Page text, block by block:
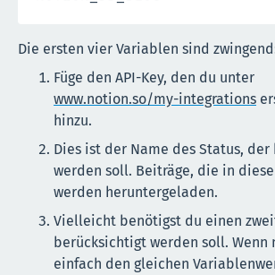
Die ersten vier Variablen sind
Füge den API-Key, den du unter
www.notion.so/my-integrations
hinzu.
Dies ist der Name des Status,
werden soll. Beiträge, die in
werden heruntergeladen.
Vielleicht benötigst du einen
berücksichtigt werden soll. Wenn
einfach den gleichen